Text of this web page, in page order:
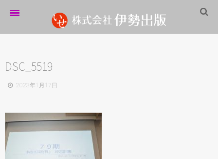
伊勢出版だより
営業案内
企業情報
採用情報
DSC_5519
2023年1月17日